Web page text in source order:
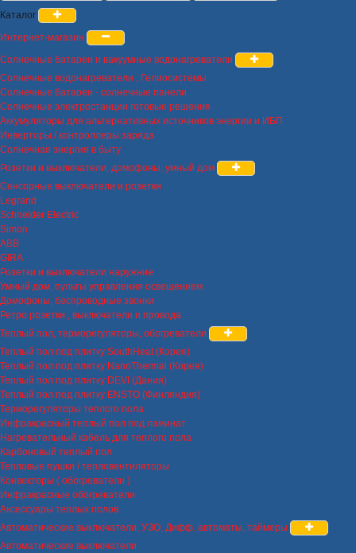
Каталог
Интернет-магазин
Солнечные батареи и вакуумные водонагреватели
Солнечные водонагреватели , Гелиосистемы
Солнечные батареи - солнечные панели
Солнечные электростанции готовые решения
Аккумуляторы для альтернативных источников энергии и ИБП
Инверторы / контроллеры заряда
Солнечная энергия в быту
Розетки и выключатели, домофоны, умный дом
Сенсорные выключатели и розетки
Legrand
Schneider Electric
Simon
ABB
GIRA
Розетки и выключатели наружние
Умный дом, пульты управления освещением
Домофоны, беспроводные звонки
Ретро розетки , выключатели и провода
Теплый пол, терморегуляторы, обогреватели
Теплый пол под плитку SouthHeat (Корея)
Теплый пол под плитку NanoThermal (Корея)
Теплый пол под плитку DEVI (Дания)
Теплый пол под плитку ENSTO (Финляндия)
Терморегуляторы теплого пола
Инфракрасный теплый пол под ламинат
Нагревательный кабель для теплого пола
Карбоновый теплый пол
Тепловые пушки / тепловентиляторы
Конвекторы ( обогреватели )
Инфракрасные обогреватели
Аксессуары теплых полов
Автоматические выключатели, УЗО, Дифф. автоматы, таймеры
Автоматические выключатели